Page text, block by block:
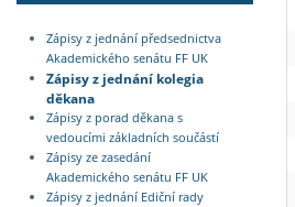
Zápisy z jednání předsednictva
Akademického senátu FF UK
Zápisy z jednání kolegia
děkana
Zápisy z porad děkana s
vedoucími základních součástí
Zápisy ze zasedání
Akademického senátu FF UK
Zápisy z jednání Ediční rady